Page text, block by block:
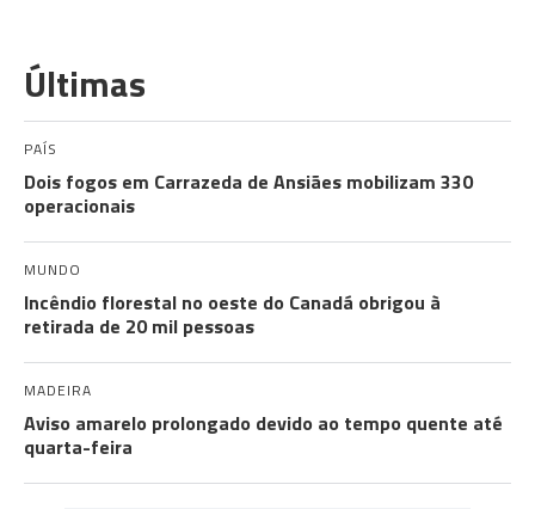
Últimas
PAÍS
Dois fogos em Carrazeda de Ansiães mobilizam 330
operacionais
MUNDO
Incêndio florestal no oeste do Canadá obrigou à
retirada de 20 mil pessoas
MADEIRA
Aviso amarelo prolongado devido ao tempo quente até
quarta-feira